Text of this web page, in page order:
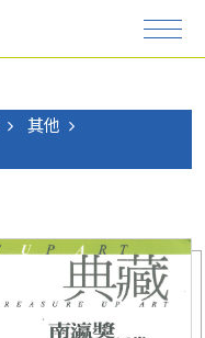
其他